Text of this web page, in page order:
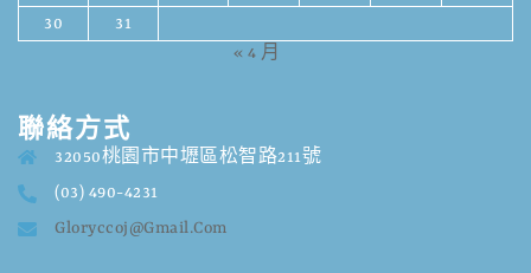
30
31
« 4 月
聯絡方式
32050桃園市中壢區松智路211號
(03) 490-4231
Gloryccoj@gmail.com